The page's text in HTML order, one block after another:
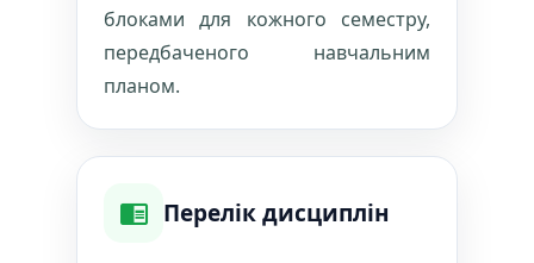
блоками для кожного семестру,
передбаченого навчальним
планом.
Перелік дисциплін